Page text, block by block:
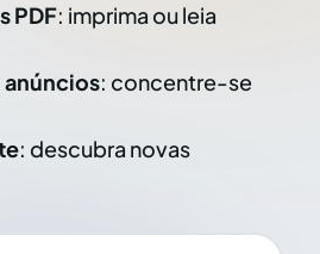
PDF: imprima ou leia
anúncios: concentre-se
: descubra novas